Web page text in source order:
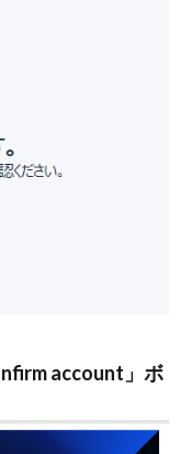
account」ボ